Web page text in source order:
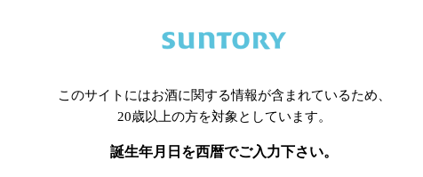
※店舗によりハイボール取り扱い銘
このサイトにはお酒に関する情報が含まれているため、
20歳以上の方を対象としています。
誕生年月日を西暦でご入力下さい。